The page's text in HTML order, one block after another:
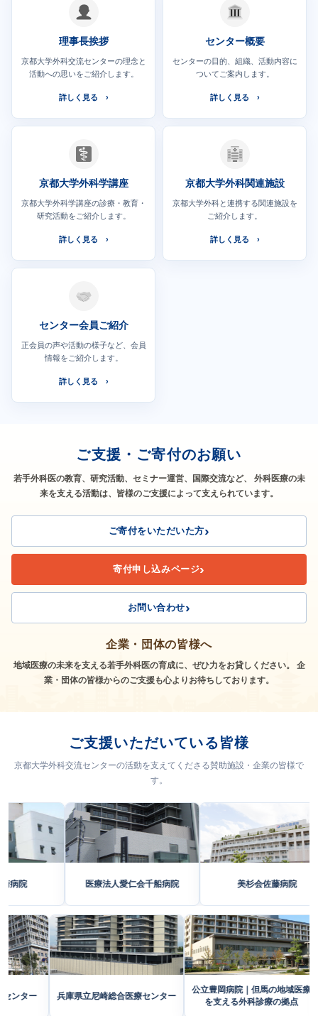
理事長挨拶
京都大学外科交流センターの理念と
活動への思いをご紹介します。
詳しく見る
センター概要
センターの目的、組織、活動内容に
ついてご案内します。
詳しく見る
京都大学外科学講座
京都大学外科学講座の診療・教育・
研究活動をご紹介します。
詳しく見る
京都大学外科関連施設
京都大学外科と連携する関連施設を
ご紹介します。
詳しく見る
センター会員ご紹介
正会員の声や活動の様子など、会員
情報をご紹介します。
詳しく見る
ご支援・ご寄付のお願い
若手外科医の教育、研究活動、セミナー運営、国際交流など、
外科医療の未
来を支える活動は、皆様のご支援によって支えられています。
ご寄付をいただいた方
寄付申し込みページ
お問い合わせ
企業・団体の皆様へ
地域医療の未来を支える若手外科医の育成に、ぜひ力をお貸しください。
企
業・団体の皆様からのご支援も心よりお待ちしております。
ご支援いただいている皆様
京都大学外科交流センターの活動を支えてくださる賛助施設・企業の皆様で
す。
医療法人愛仁会千船病院 美杉会佐藤病院
立西神戸医療センター 兵庫県立尼崎総合医療センター
公立豊岡病院｜但
を支える外科